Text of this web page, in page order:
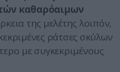
καθαρόαιμων
της μελέτης λοιπόν,
ράτσες σκύλων
με συγκεκριμένους